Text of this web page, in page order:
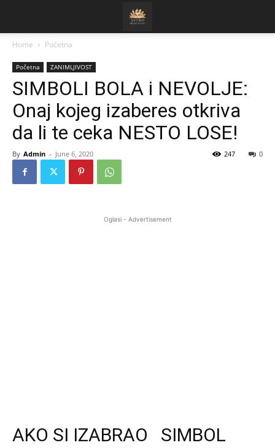
Home Početna
Početna ZANIMLJIVOST
SIMBOLI BOLA i NEVOLJE:
Onaj kojeg izaberes otkriva
da li te ceka NESTO LOSE!
By Admin - June 6, 2020 0
247
Oglasi - Advertisement
AKO SI IZABRAO SIMBOL